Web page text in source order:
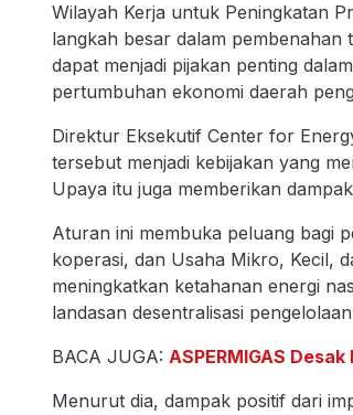
Wilayah Kerja untuk Peningkatan
langkah besar dalam pembenahan
dapat menjadi pijakan penting
pertumbuhan ekonomi daerah
Direktur Eksekutif Center for
tersebut menjadi kebijakan yang
Upaya itu juga memberikan
Aturan ini membuka peluang bagi
koperasi, dan Usaha Mikro, Kecil,
meningkatkan ketahanan energi
landasan desentralisasi
BACA JUGA: ASPERMIGAS
Menurut dia, dampak positif dari